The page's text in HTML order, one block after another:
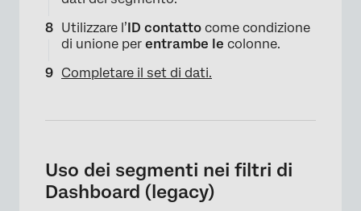
Utilizzare l’ID contatto come condizione
di unione per entrambe le colonne.
Completare il set di dati.
Uso dei segmenti nei filtri di
Dashboard (legacy)